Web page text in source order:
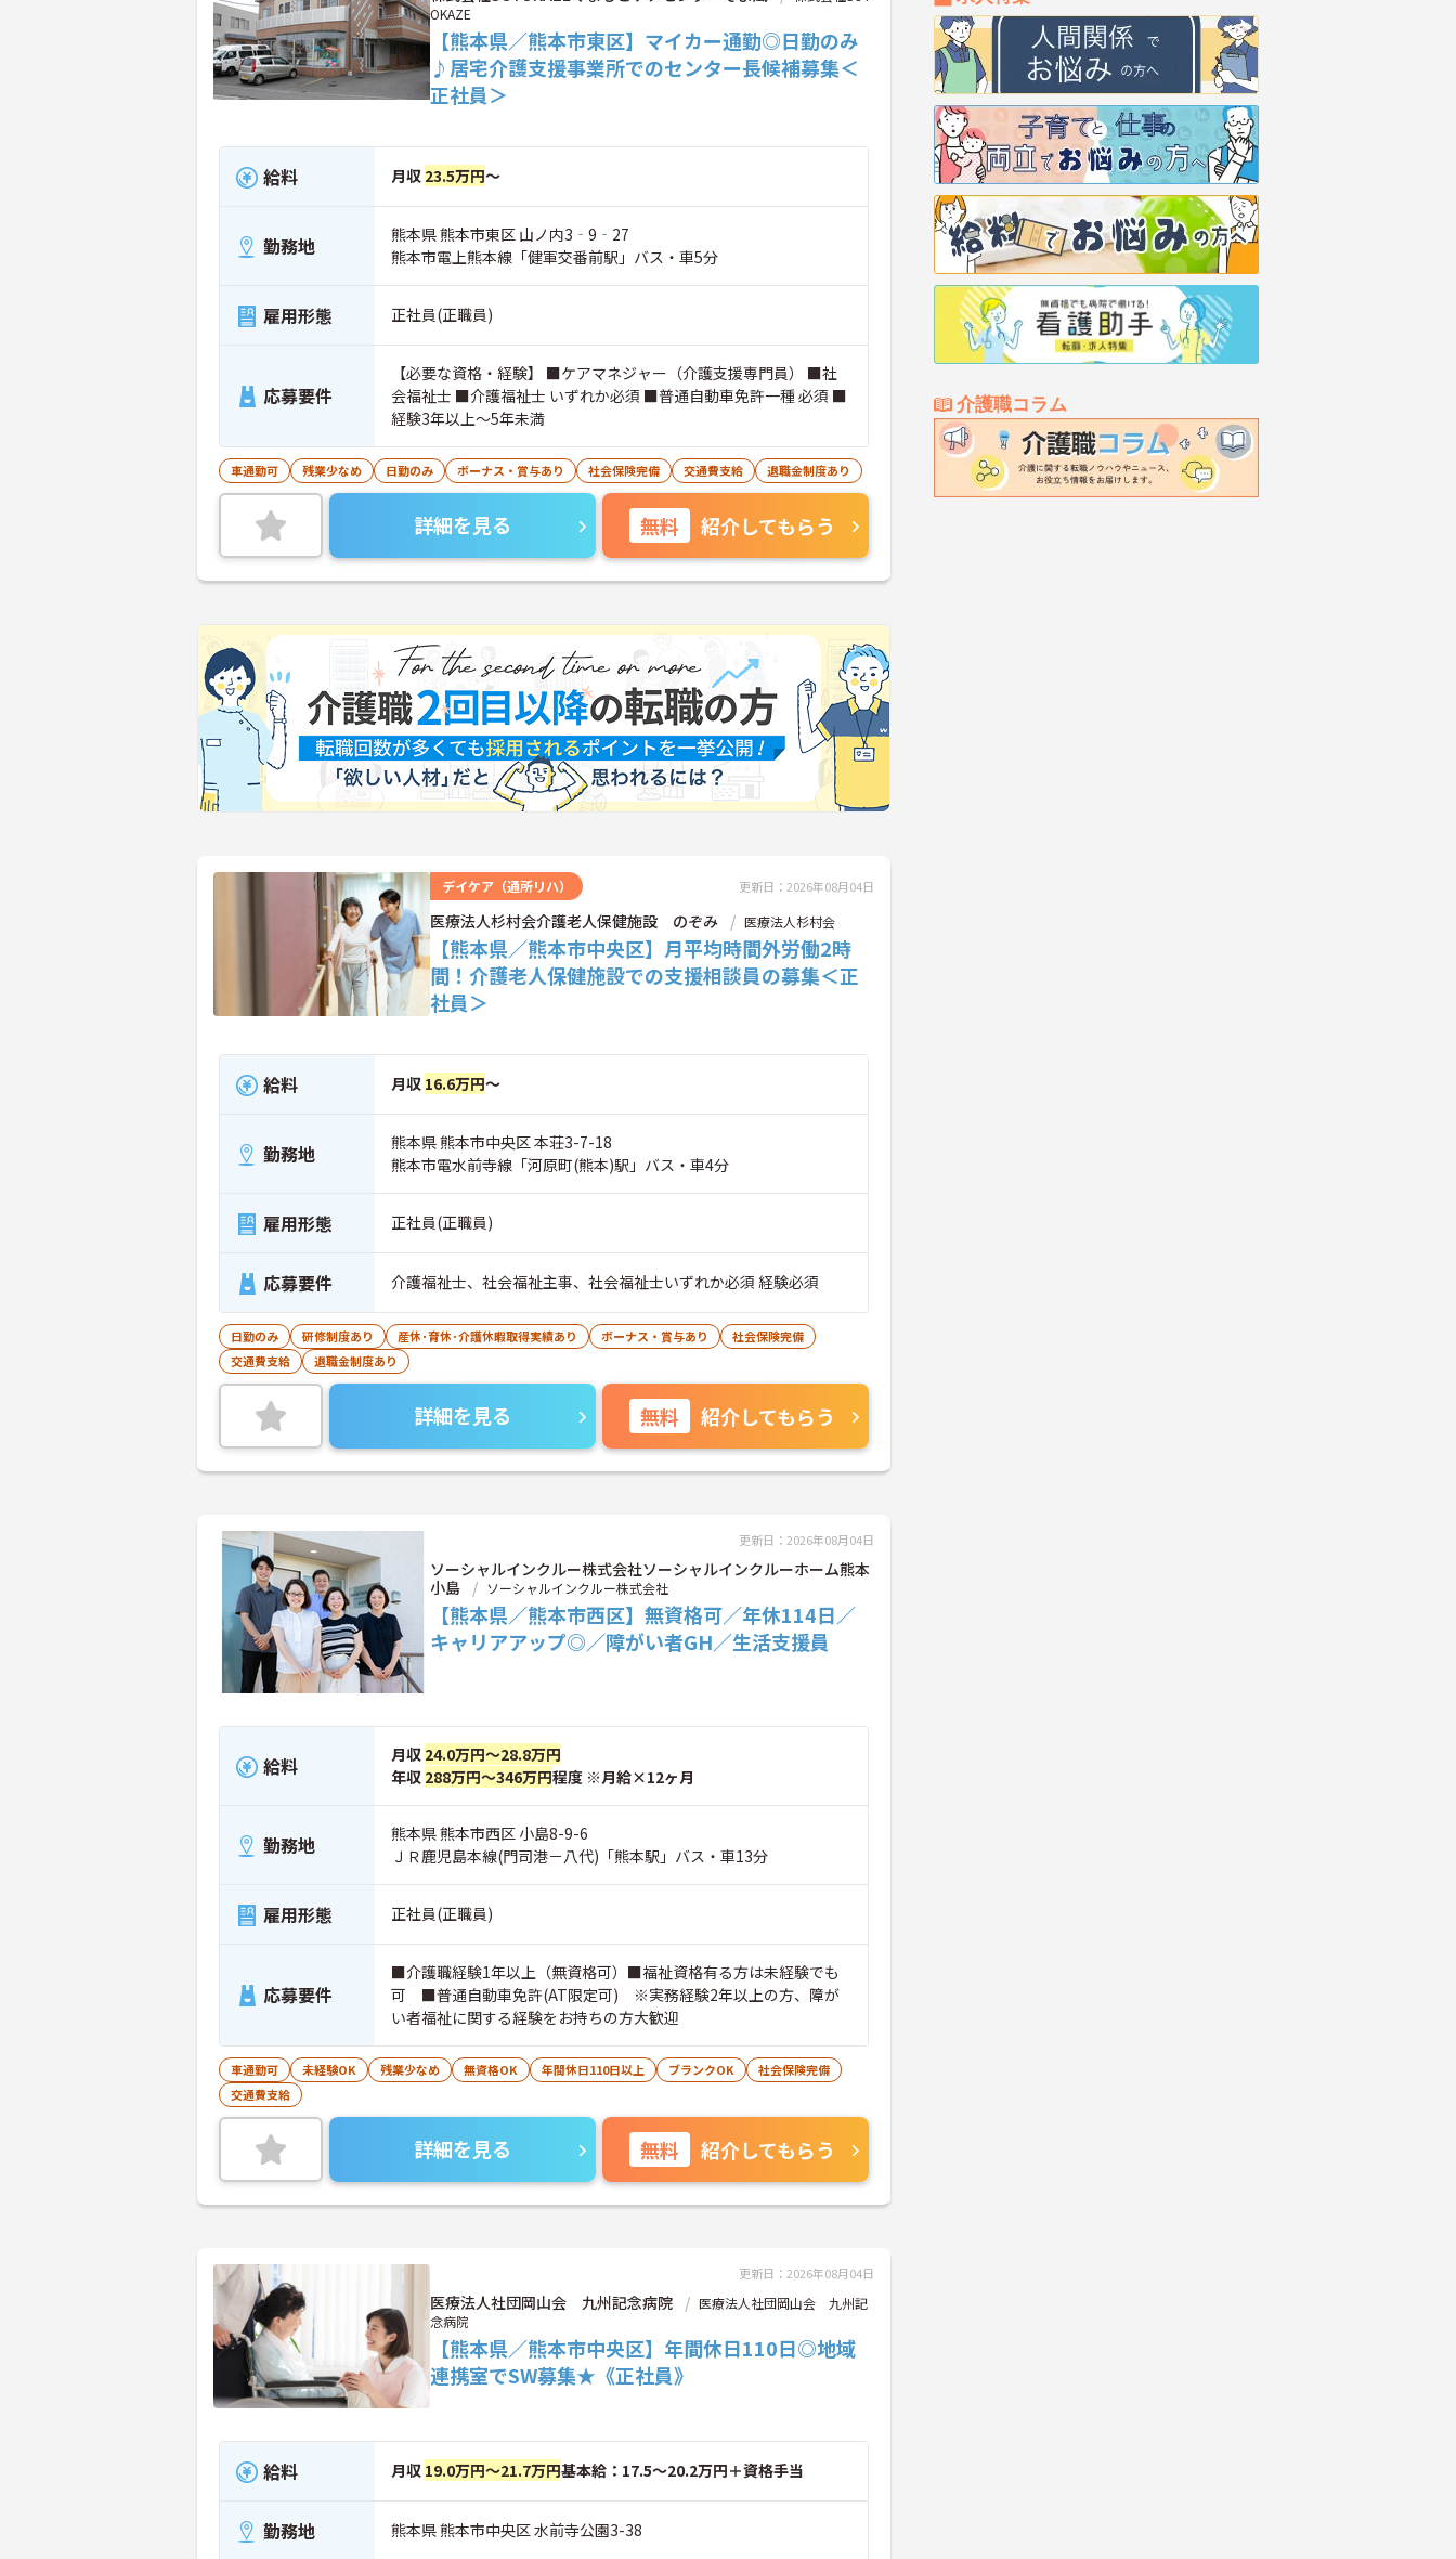
介護職コラム
OKAZE
【熊本県／熊本市東区】マイカー通勤◎日勤のみ
♪居宅介護支援事業所でのセンター長候補募集＜
正社員＞
給料 月収 23.5万円～
勤務地
熊本県 熊本市東区 山ノ内3‐9‐27
熊本市電上熊本線「健軍交番前駅」バス・車5分
雇用形態 正社員(正職員)
応募要件
【必要な資格・経験】 ■ケアマネジャー（介護支援専門員） ■社
会福祉士 ■介護福祉士 いずれか必須 ■普通自動車免許一種 必須 ■
経験3年以上～5年未満
車通勤可 残業少なめ 日勤のみ ボーナス・賞与あり 社会保険完備 交通費支給 退職金制度あり
詳細を見る 無料 紹介してもらう
デイケア（通所リハ） 更新日：2026年08月04日
医療法人杉村会介護老人保健施設 のぞみ 医療法人杉村会
【熊本県／熊本市中央区】月平均時間外労働2時
間！介護老人保健施設での支援相談員の募集＜正
社員＞
給料 月収 16.6万円～
勤務地
熊本県 熊本市中央区 本荘3-7-18
熊本市電水前寺線「河原町(熊本)駅」バス・車4分
雇用形態 正社員(正職員)
応募要件 介護福祉士、社会福祉主事、社会福祉士いずれか必須 経験必須
日勤のみ 研修制度あり 産休･育休･介護休暇取得実績あり ボーナス・賞与あり
社会保険完備
交通費支給
退職金制度あり
詳細を見る 無料 紹介してもらう
更新日：2026年08月04日
ソーシャルインクルー株式会社ソーシャルインクルーホーム熊本
小島
ソーシャルインクルー株式会社
【熊本県／熊本市西区】無資格可／年休114日／
キャリアアップ◎／障がい者GH／生活支援員
給料 月収 24.0万円～28.8万円
年収 288万円～346万円程度 ※月給×12ヶ月
勤務地
熊本県 熊本市西区 小島8-9-6
ＪＲ鹿児島本線(門司港－八代)「熊本駅」バス・車13分
雇用形態 正社員(正職員)
応募要件
■介護職経験1年以上（無資格可）■福祉資格有る方は未経験でも
可 ■普通自動車免許(AT限定可) ※実務経験2年以上の方、障が
い者福祉に関する経験をお持ちの方大歓迎
車通勤可 未経験OK 残業少なめ 無資格OK 年間休日110日以上 ブランクOK
社会保険完備
交通費支給
詳細を見る 無料 紹介してもらう
更新日：2026年08月04日
医療法人社団岡山会 九州記念病院
医療法人社団岡山会 九州記
念病院
【熊本県／熊本市中央区】年間休日110日◎地域
連携室でSW募集★《正社員》
給料 月収 19.0万円～21.7万円基本給：17.5～20.2万円＋資格手当
勤務地 熊本県 熊本市中央区 水前寺公園3-38